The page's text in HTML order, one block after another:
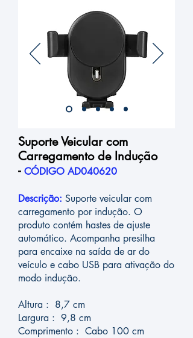
Suporte Veicular com
Carregamento de Indução
- CÓDIGO AD040620
Descrição: Suporte veicular com
carregamento por indução. O
produto contém hastes de ajuste
automático. Acompanha presilha
para encaixe na saída de ar do
veículo e cabo USB para ativação do
modo indução.
Altura : 8,7 cm
Largura : 9,8 cm
Comprimento : Cabo 100 cm